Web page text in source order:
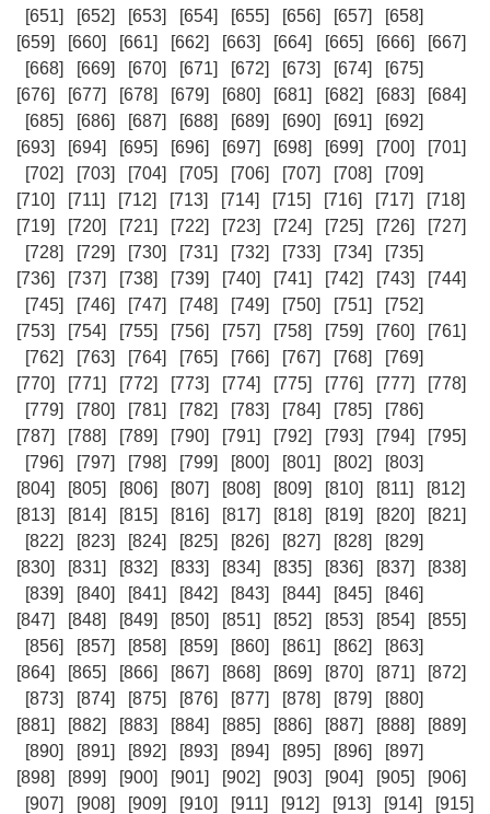
[651]
[652] [653] [654] [655] [656] [657]
[658]
[659]
[660] [661] [662] [663] [664] [665] [666]
[667]
[668]
[669] [670] [671] [672] [673] [674]
[675]
[676]
[677] [678] [679] [680] [681] [682] [683]
[684]
[685]
[686] [687] [688] [689] [690] [691]
[692]
[693]
[694] [695] [696] [697] [698] [699] [700]
[701]
[702]
[703] [704] [705] [706] [707] [708]
[709]
[710]
[711] [712] [713] [714] [715] [716] [717]
[718]
[719]
[720] [721] [722] [723] [724] [725] [726]
[727]
[728]
[729] [730] [731] [732] [733] [734]
[735]
[736]
[737] [738] [739] [740] [741] [742] [743]
[744]
[745]
[746] [747] [748] [749] [750] [751]
[752]
[753]
[754] [755] [756] [757] [758] [759] [760]
[761]
[762]
[763] [764] [765] [766] [767] [768]
[769]
[770]
[771] [772] [773] [774] [775] [776] [777]
[778]
[779]
[780] [781] [782] [783] [784] [785]
[786]
[787]
[788] [789] [790] [791] [792] [793] [794]
[795]
[796]
[797] [798] [799] [800] [801] [802]
[803]
[804]
[805] [806] [807] [808] [809] [810] [811]
[812]
[813]
[814] [815] [816] [817] [818] [819] [820]
[821]
[822]
[823] [824] [825] [826] [827] [828]
[829]
[830]
[831] [832] [833] [834] [835] [836] [837]
[838]
[839]
[840] [841] [842] [843] [844] [845]
[846]
[847]
[848] [849] [850] [851] [852] [853] [854]
[855]
[856]
[857] [858] [859] [860] [861] [862]
[863]
[864]
[865] [866] [867] [868] [869] [870] [871]
[872]
[873]
[874] [875] [876] [877] [878] [879]
[880]
[881]
[882] [883] [884] [885] [886] [887] [888]
[889]
[890]
[891] [892] [893] [894] [895] [896]
[897]
[898]
[899] [900] [901] [902] [903] [904] [905]
[906]
[907]
[908] [909] [910] [911] [912] [913] [914] [915]